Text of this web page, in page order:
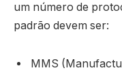
um número de
padrão devem ser:
MMS